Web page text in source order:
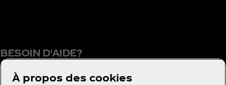
BESOIN D'AIDE?
À propos des cookies